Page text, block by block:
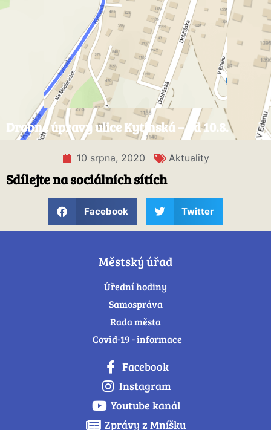
Drobné úpravy ulice Kytínská – od 10.8.
10 srpna, 2020 Aktuality
Sdílejte na sociálních sítích
Facebook Twitter
Městský úřad
Úřední hodiny
Samospráva
Rada města
Covid-19 - informace
Facebook
Instagram
Youtube kanál
Zprávy z Mníšku